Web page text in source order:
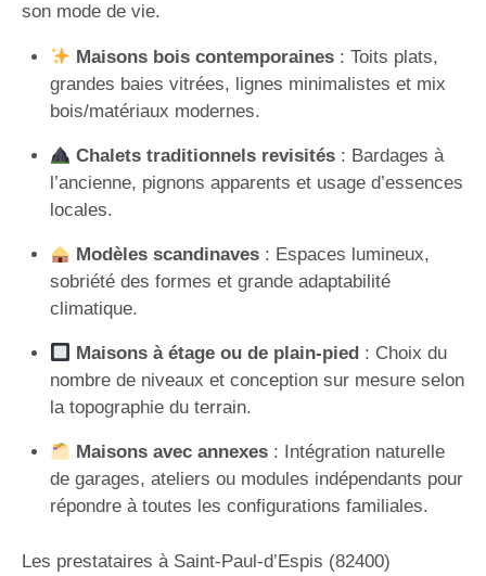
son mode de vie.
Maisons bois contemporaines: Toits plats,
grandes baies vitrées, lignes minimalistes et mix
bois/matériaux modernes.
Chalets traditionnels revisités: Bardages à
l’ancienne, pignons apparents et usage d’essences
locales.
Modèles scandinaves: Espaces lumineux,
sobriété des formes et grande adaptabilité
climatique.
Maisons à étage ou de plain-pied: Choix du
nombre de niveaux et conception sur mesure selon
la topographie du terrain.
Maisons avec annexes: Intégration naturelle
de garages, ateliers ou modules indépendants pour
répondre à toutes les configurations familiales.
Les prestataires à Saint-Paul-d’Espis (82400)